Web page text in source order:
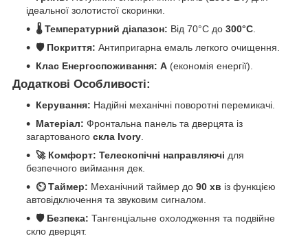
ідеальної золотистої скоринки.
🌡️ Температурний діапазон: Від 70°C до 300°C
🛡️ Покриття: Антипригарна емаль легкого очищення.
Клас Енергоспоживання: A (економія енергії).
Додаткові Особливості:
Керування: Надійні механічні поворотні перемикачі.
Матеріал: Фронтальна панель та дверцята із
загартованого скла Ivory
🚀 Комфорт: Телескопічні направляючі для
безпечного виймання дек.
⏲️ Таймер: Механічний таймер до 90 хв із функцією
автовідключення та звуковим сигналом.
🛡️ Безпека: Тангенціальне охолодження та подвійне
скло дверцят.